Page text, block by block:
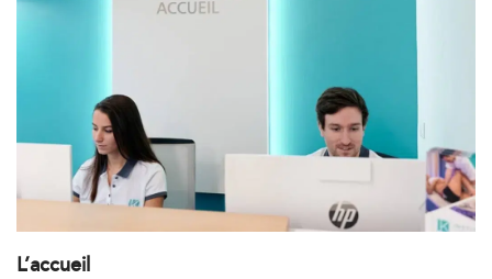
L’accueil
3 Av. André Morizet 92100 Boulogne-
Billancourt
01 48 25 34 79
PRENDRE RDV
PRENDRE RDV